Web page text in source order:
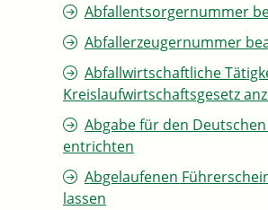
Abfallentsorgernummer
Abfallerzeugernummer
Abfallwirtschaftliche
Kreislaufwirtschaftsgesetz
Abgabe für den
entrichten
Abgelaufenen
lassen